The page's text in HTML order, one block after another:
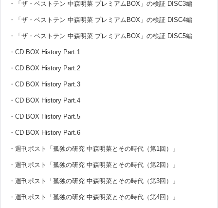
・「ザ・ベストテン 中森明菜 プレミアムBOX」の検証 DISC3編
・「ザ・ベストテン 中森明菜 プレミアムBOX」の検証 DISC4編
・「ザ・ベストテン 中森明菜 プレミアムBOX」の検証 DISC5編
・CD BOX History Part.1
・CD BOX History Part.2
・CD BOX History Part.3
・CD BOX History Part.4
・CD BOX History Part.5
・CD BOX History Part.6
・週刊ポスト「孤独の研究 中森明菜とその時代（第1回）」
・週刊ポスト「孤独の研究 中森明菜とその時代（第2回）」
・週刊ポスト「孤独の研究 中森明菜とその時代（第3回）」
・週刊ポスト「孤独の研究 中森明菜とその時代（第4回）」